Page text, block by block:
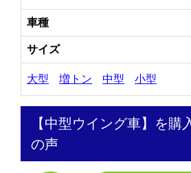
車種
サイズ
大型 増トン 中型 小型
【中型ウイング車】を購
の声